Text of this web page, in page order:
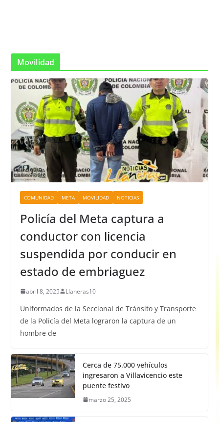
Movilidad
COMUNIDAD META MOVILIDAD NOTICIAS
Policía del Meta captura a
conductor con licencia
suspendida por conducir en
estado de embriaguez
abril 8, 2025 Llaneras10
Uniformados de la Seccional de Tránsito y Transporte
de la Policía del Meta lograron la captura de un
hombre de
Cerca de 75.000 vehículos
ingresaron a Villavicencio este
puente festivo
marzo 25, 2025